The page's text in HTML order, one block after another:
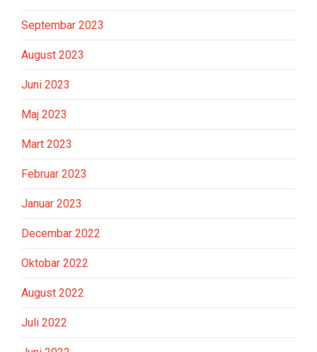
Septembar 2023
August 2023
Juni 2023
Maj 2023
Mart 2023
Februar 2023
Januar 2023
Decembar 2022
Oktobar 2022
August 2022
Juli 2022